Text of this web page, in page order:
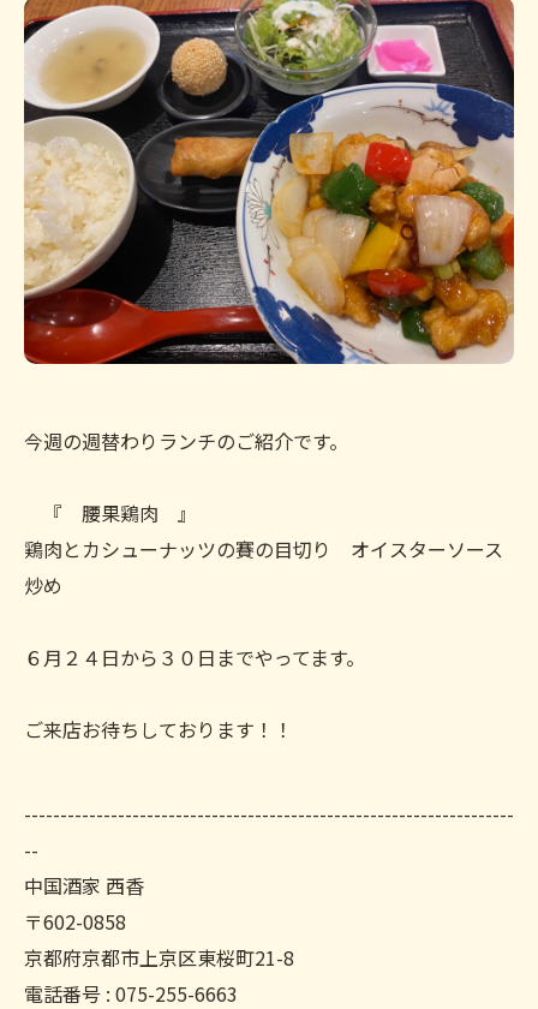
今週の週替わりランチのご紹介です。
『 腰果鶏肉 』
鶏肉とカシューナッツの賽の目切り オイスターソース
炒め
６月２４日から３０日までやってます。
ご来店お待ちしております！！
--------------------------------------------------------------------
--
中国酒家 西香
〒602-0858
京都府京都市上京区東桜町21-8
電話番号 : 075-255-6663